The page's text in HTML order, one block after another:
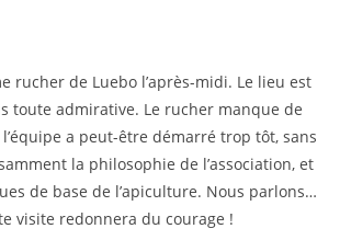
rucher de Luebo l’après-midi. Le lieu est
toute admirative. Le rucher manque de
a peut-être démarré trop tôt, sans
la philosophie de l’association, et
de base de l’apiculture. Nous parlons…
visite redonnera du courage !